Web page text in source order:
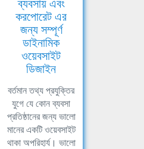
ব্যবসায় এবং
করপোরেট এর
জন্য সম্পূর্ণ
ডাইনামিক
ওয়েবসাইট
ডিজাইন
বর্তমান তথ্য প্রযুক্তির
যুগে যে কোন ব্যবসা
প্রতিষ্ঠানের জন্য ভালো
মানের একটি ওয়েবসাইট
থাকা অপরিহার্য। ভালো